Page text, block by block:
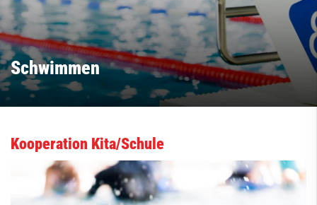
Schwimmen
Kooperation Kita/Schule